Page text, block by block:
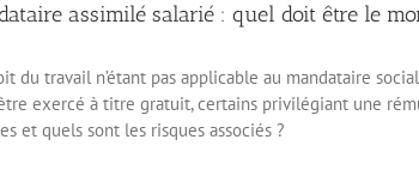
assimilé salarié : quel doit être le
du travail n’étant pas applicable au mandataire
exercé à titre gratuit, certains privilégiant une
et quels sont les risques associés ?